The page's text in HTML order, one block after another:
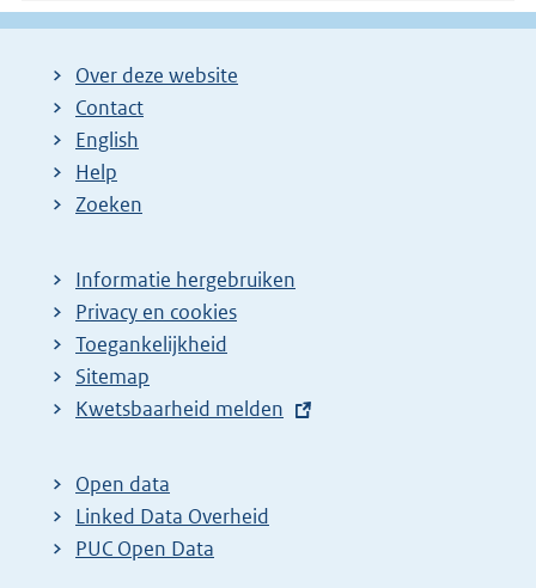
Over deze website
Contact
English
Help
Zoeken
Informatie hergebruiken
Privacy en cookies
Toegankelijkheid
Sitemap
E
t
e
r
Kwetsbaarheid melden
Open data
Linked Data Overheid
PUC Open Data